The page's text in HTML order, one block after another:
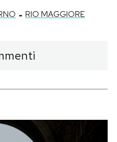
- RIO MAGGIORE